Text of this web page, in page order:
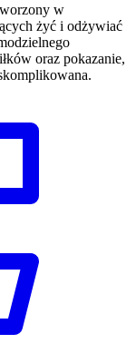
w
żyć i odżywiać
oraz pokazanie,